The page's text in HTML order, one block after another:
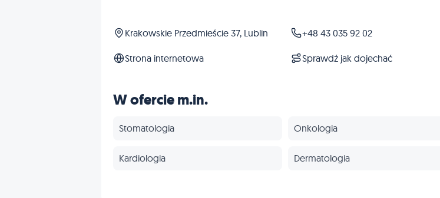
Krakowskie Przedmieście 37, Lublin +48 43 035 92 02
Strona internetowa Sprawdź jak dojechać
W ofercie m.in.
Stomatologia Onkologia
Kardiologia Dermatologia